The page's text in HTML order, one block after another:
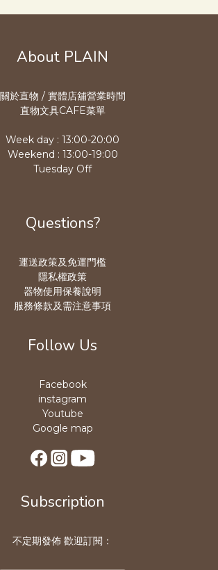
About PLAIN
關於直物 / 實體店舖營業時間
直物文具CAFE菜單
Week day : 13:00-20:00
Weekend : 13:00-19:00
Tuesday Off
Questions?
運送政策及免運門檻
隱私權政策
器物使用保養說明
服務條款及需注意事項
Follow Us
Facebook
instagram
Youtube
Google map
Subscription
不定期發佈 歡迎訂閱：